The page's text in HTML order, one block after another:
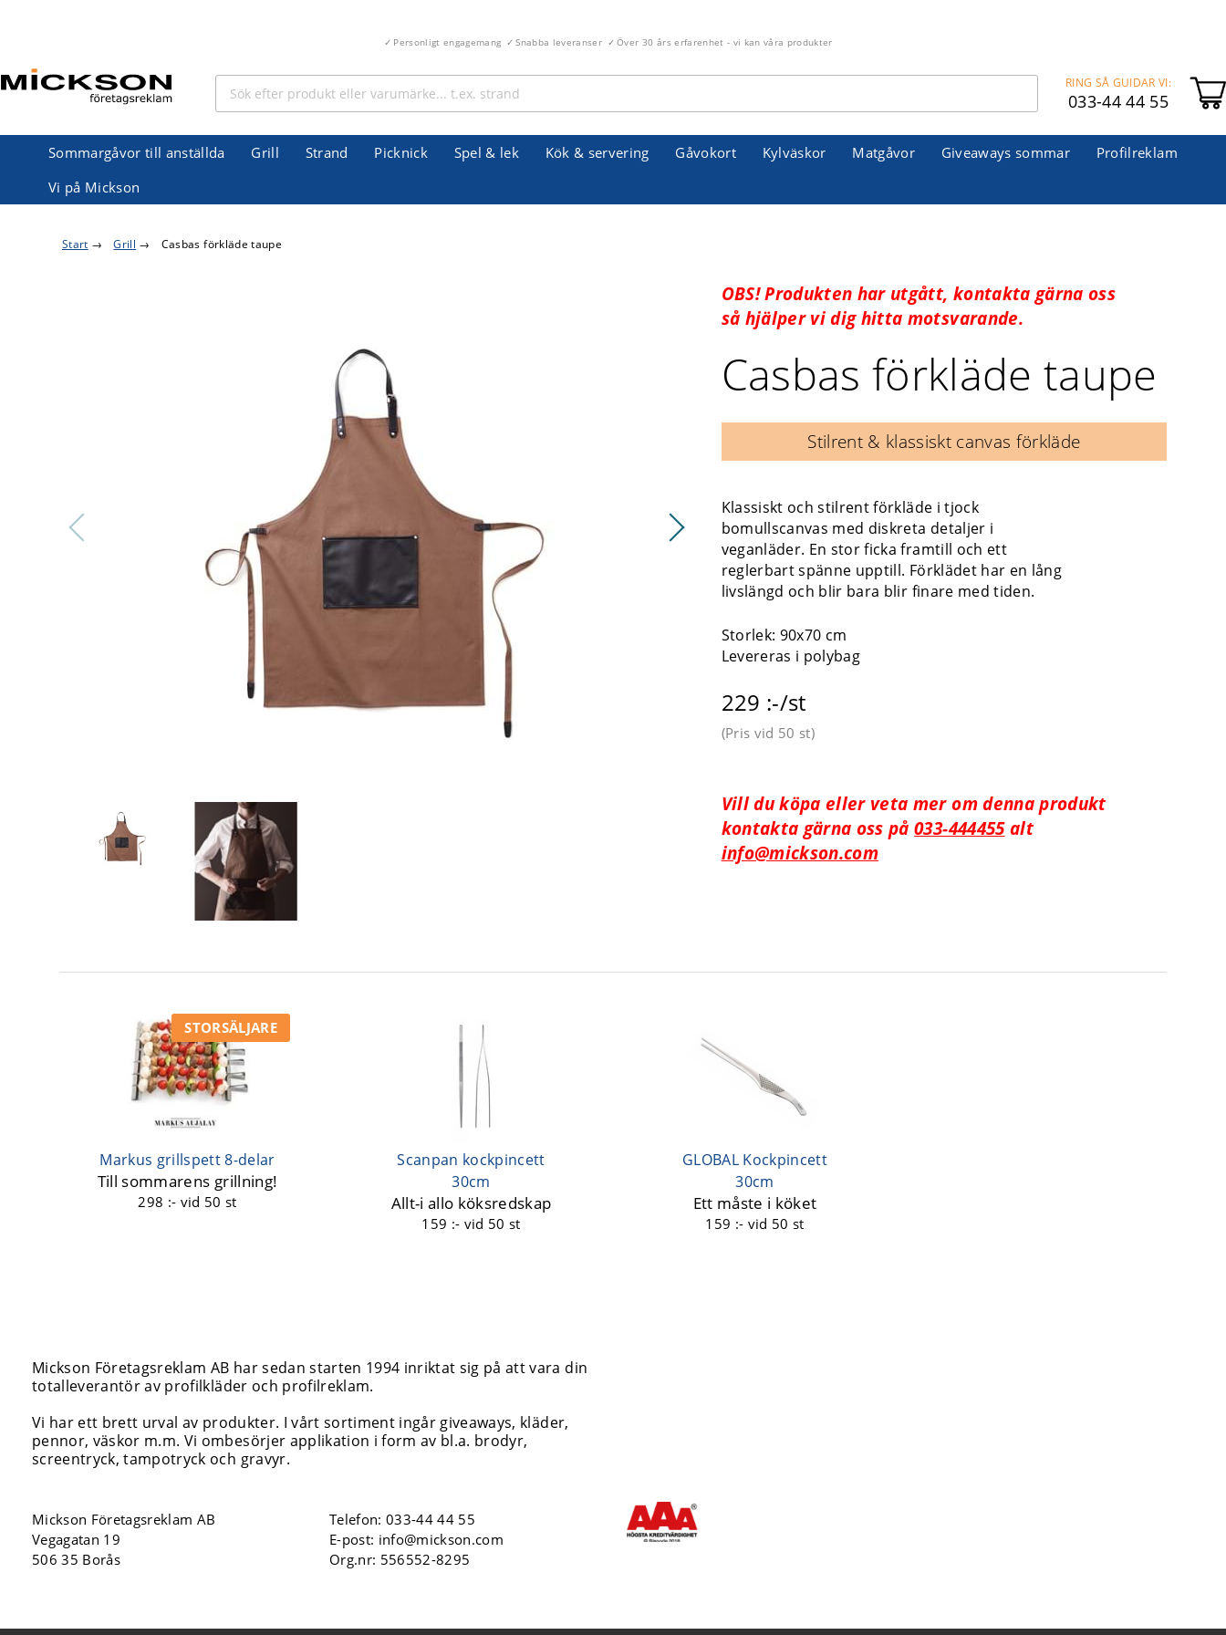
Personligt engagemang Snabba leveranser Över 30 års erfarenhet - vi kan våra produkter
RING SÅ GUIDAR VI:
033-44 44 55
Sommargåvor till anställda Grill Strand Picknick Spel & lek Kök & servering Gåvokort Kylväskor Matgåvor Giveaways sommar
Profilreklam
Vi på Mickson
Start → Grill → Casbas förkläde taupe
OBS! Produkten har utgått, kontakta gärna oss
så hjälper vi dig hitta motsvarande.
Casbas förkläde taupe
Stilrent & klassiskt canvas förkläde
Klassiskt och stilrent förkläde i tjock
bomullscanvas med diskreta detaljer i
veganläder. En stor ficka framtill och ett
reglerbart spänne upptill. Förklädet har en lång
livslängd och blir bara blir finare med tiden.
Storlek: 90x70 cm
Levereras i polybag
229 :-/st
(Pris vid 50 st)
Vill du köpa eller veta mer om denna produkt
kontakta gärna oss på033-444455alt
info@mickson.com
STORSÄLJARE
Markus grillspett 8-delar
Till sommarens grillning!
298 :- vid 50 st
Scanpan kockpincett
30cm
Allt-i allo köksredskap
159 :- vid 50 st
GLOBAL Kockpincett
30cm
Ett måste i köket
159 :- vid 50 st
Mickson Företagsreklam AB har sedan starten 1994 inriktat sig på att vara din
totalleverantör av profilkläder och profilreklam.
Vi har ett brett urval av produkter. I vårt sortiment ingår giveaways, kläder,
pennor, väskor m.m. Vi ombesörjer applikation i form av bl.a. brodyr,
screentryck, tampotryck och gravyr.
Mickson Företagsreklam AB
Vegagatan 19
506 35 Borås
Telefon:033-44 44 55
E-post: info@mickson.com
Org.nr: 556552-8295